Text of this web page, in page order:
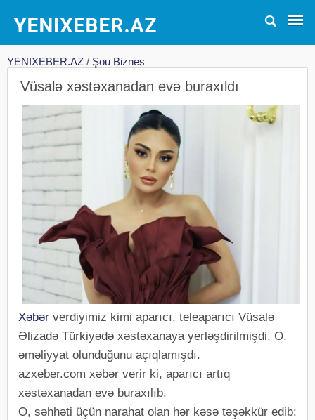
YENIXEBER.AZ / Şou Biznes
Vüsalə xəstəxanadan evə buraxıldı
Xəbər verdiyimiz kimi aparıcı, teleaparıcı Vüsalə
Əlizadə Türkiyədə xəstəxanaya yerləşdirilmişdi. O,
əməliyyat olunduğunu açıqlamışdı.
azxeber.com xəbər verir ki, aparıcı artıq
xəstəxanadan evə buraxılıb.
O, səhhəti üçün narahat olan hər kəsə təşəkkür edib: